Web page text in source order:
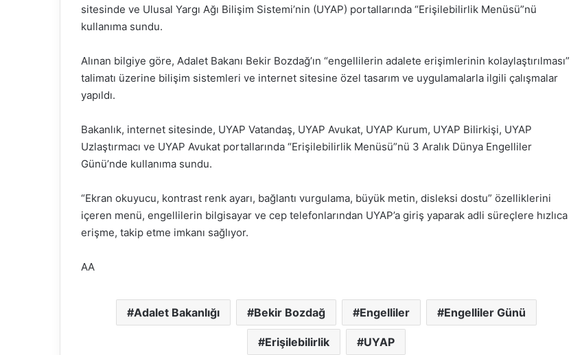
sitesinde ve Ulusal Yargı Ağı Bilişim Sistemi’nin (UYAP) portallarında “Erişilebilirlik Menüsü”nü
kullanıma sundu.
Alınan bilgiye göre, Adalet Bakanı Bekir Bozdağ’ın “engellilerin adalete erişimlerinin kolaylaştırılması”
talimatı üzerine bilişim sistemleri ve internet sitesine özel tasarım ve uygulamalarla ilgili çalışmalar
yapıldı.
Bakanlık, internet sitesinde, UYAP Vatandaş, UYAP Avukat, UYAP Kurum, UYAP Bilirkişi, UYAP
Uzlaştırmacı ve UYAP Avukat portallarında “Erişilebilirlik Menüsü”nü 3 Aralık Dünya Engelliler
Günü’nde kullanıma sundu.
“Ekran okuyucu, kontrast renk ayarı, bağlantı vurgulama, büyük metin, disleksi dostu” özelliklerini
içeren menü, engellilerin bilgisayar ve cep telefonlarından UYAP’a giriş yaparak adli süreçlere hızlıca
erişme, takip etme imkanı sağlıyor.
AA
Adalet Bakanlığı Bekir Bozdağ Engelliler Engelliler Günü
Erişilebilirlik UYAP